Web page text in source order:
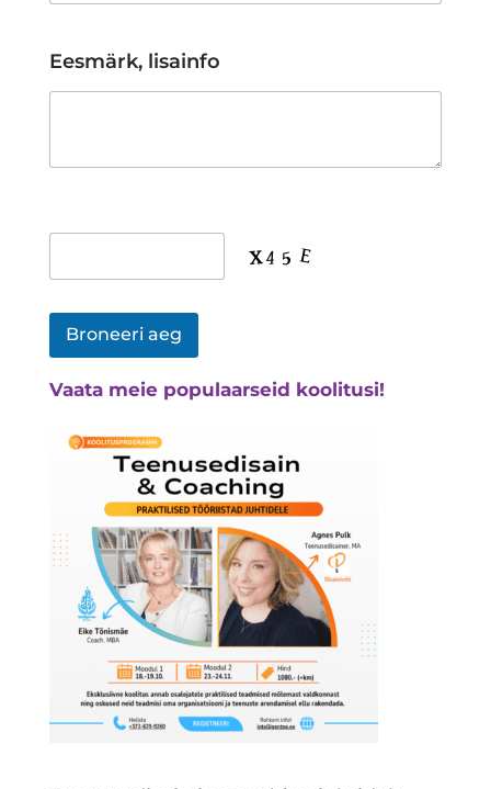
Eesmärk, lisainfo
Vaata meie populaarseid koolitusi!